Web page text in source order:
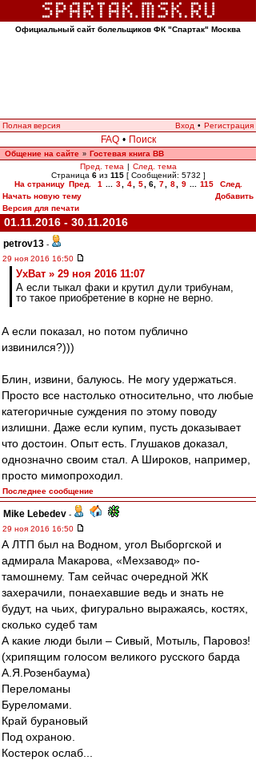
Официальный сайт болельщиков ФК "Спартак" Москва
Полная версия Вход • Регистрация
FAQ • Поиск
Общение на сайте » Гостевая книга ВВ
Пред. тема | След. тема
Страница 6из 115[ Сообщений: 5732 ]
На страницу Пред. 1 3 4 5 6, 7 8 9 115
След.
Начать новую тему
Добавить
Версия для печати
01.11.2016 - 30.11.2016
petrov13 -
29 ноя 2016 16:50
УхВат » 29 ноя 2016 11:07
А если тыкал факи и крутил дули трибунам,
то такое приобретение в корне не верно.
А если показал, но потом публично
извинился?)))
Блин, извини, балуюсь. Не могу удержаться.
Просто все настолько относительно, что любые
категоричные суждения по этому поводу
излишни. Даже если купим, пусть доказывает
что достоин. Опыт есть. Глушаков доказал,
однозначно своим стал. А Широков, например,
просто мимопроходил.
Последнее сообщение
Mike Lebedev -
29 ноя 2016 16:50
А ЛТП был на Водном, угол Выборгской и
адмирала Макарова, «Мехзавод» по-
тамошнему. Там сейчас очередной ЖК
захерачили, понаехавшие ведь и знать не
будут, на чьих, фигурально выражаясь, костях,
сколько судеб там
А какие люди были – Сивый, Мотыль, Паровоз!
(хрипящим голосом великого русского барда
А.Я.Розенбаума)
Переломаны
Буреломами.
Край бурановый
Под охраною.
Костерок ослаб...